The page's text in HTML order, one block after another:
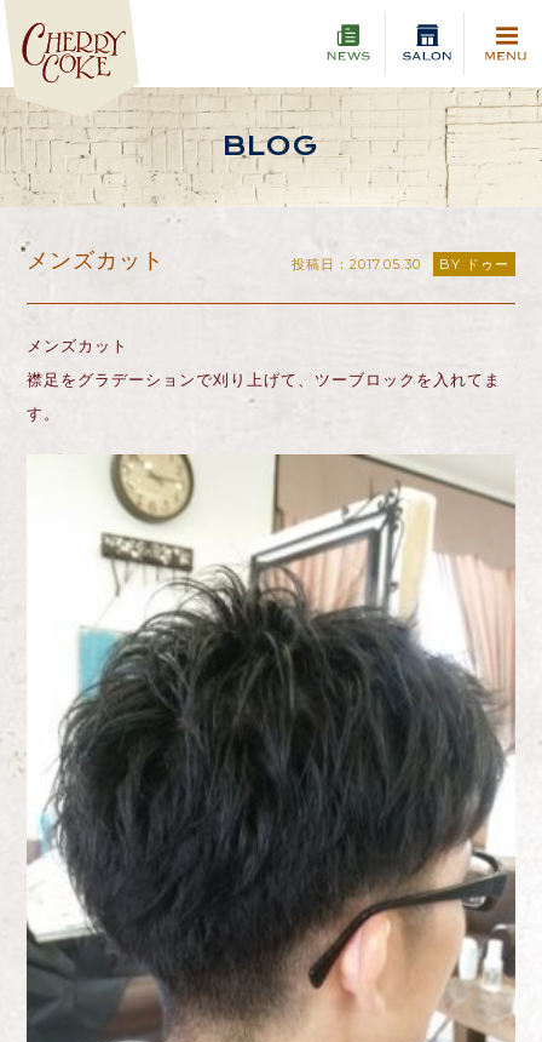
BLOG
メンズカット 投稿日：2017.05.30 BY ドゥー
メンズカット
襟足をグラデーションで刈り上げて、ツーブロックを入れてま
す。